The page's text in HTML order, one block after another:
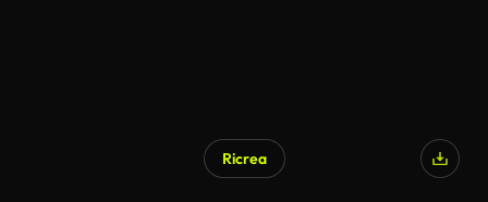
Ricrea